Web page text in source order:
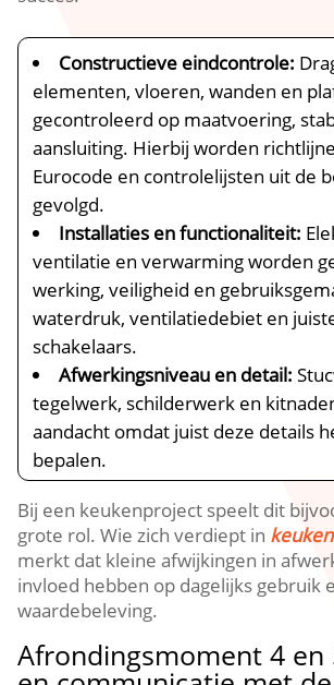
Constructieve eindcontrole:
elementen, vloeren, wanden en
gecontroleerd op maatvoering,
aansluiting.​ Hierbij worden
Eurocode en controlelijsten uit de
gevolgd.​
Installaties en functionaliteit:
ventilatie en verwarming worden
werking, veiligheid en
waterdruk, ventilatiedebiet en
schakelaars.​
Afwerkingsniveau en detail:
tegelwerk, schilderwerk en
aandacht omdat juist deze details
bepalen.​
Bij een keukenproject speelt dit
grote rol.​ Wie zich verdiept in
merkt dat kleine afwijkingen in
invloed hebben op dagelijks gebruik
waardebeleving.​
Afrondingsmoment 4 en